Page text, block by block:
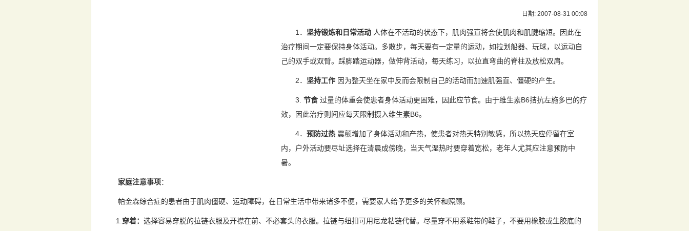
日期: 2007-08-31 00:08
1． 坚持锻炼和日常活动 人体在不活动的状态下，肌肉强直将会使肌肉和肌腱缩短。因此在
治疗期间一定要保持身体活动。多散步，每天要有一定量的运动，如拉划船器、玩球，以运动自
己的双手或双臂。踩脚踏运动器，做伸背活动，每天练习，以拉直弯曲的脊柱及放松双肩。
2． 坚持工作 因为整天坐在家中反而会限制自己的活动而加速肌强直、僵硬的产生。
3. 节食过量的体重会使患者身体活动更困难，因此应节食。由于维生素B6拮抗左施多巴的疗
效，因此治疗则间应每天限制摄入维生素B6。
4． 预防过热 震颤增加了身体活动和产热，使患者对热天特别敏感，所以热天应停留在室
内，户外活动要尽址选择在清晨成傍晚，当天气湿热时要穿着宽松，老年人尤其应注意预防中
暑。
家庭注意事项：
帕金森综合症的患者由于肌肉僵硬、运动障碍，在日常生活中带来诸多不便，需要家人给予更多的关怀和照顾。
1. 穿着： 选择容易穿脱的拉链衣服及开襟在前、不必套头的衣服。拉链与纽扣可用尼龙粘链代替。尽量穿不用系鞋带的鞋子，不要用橡胶或生胶底的